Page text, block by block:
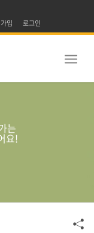
입 로그인
는
요!